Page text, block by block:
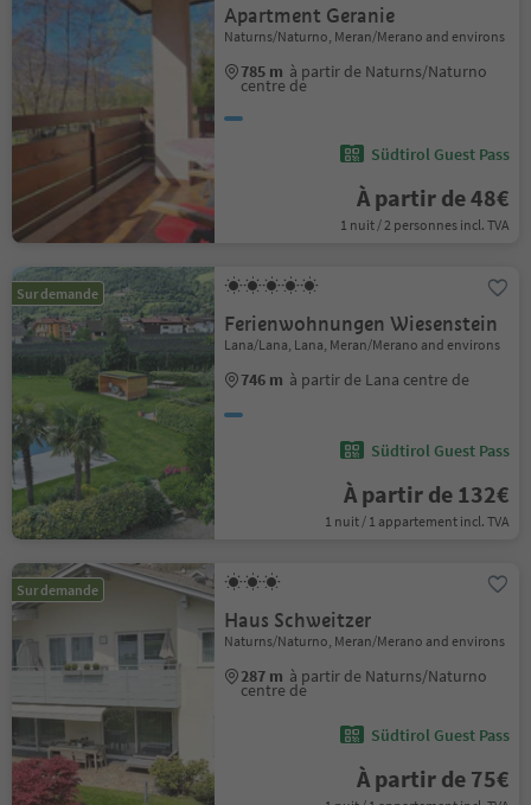
Apartment Geranie
Naturns/Naturno, Meran/Merano and environs
785 m à partir de Naturns/Naturno
centre de
Südtirol Guest Pass
À partir de 48€
1 nuit / 2 personnes incl. TVA
Sur demande
Ferienwohnungen Wiesenstein
Lana/Lana, Lana, Meran/Merano and environs
746 m à partir de Lana centre de
Südtirol Guest Pass
À partir de 132€
1 nuit / 1 appartement incl. TVA
Sur demande
Haus Schweitzer
Naturns/Naturno, Meran/Merano and environs
287 m à partir de Naturns/Naturno
centre de
Südtirol Guest Pass
À partir de 75€